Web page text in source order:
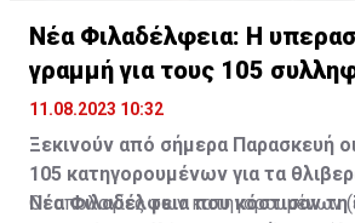
Νέα Φιλαδέλφεια: Η
γραμμή για τους 105
11.08.2023 10:32
Ξεκινούν από σήμερα Παρασκευή
105 κατηγορουμένων για τα
Νέα Φιλαδέλφεια που κόστισαν
Οι απολογίες των κατηγορουμένων